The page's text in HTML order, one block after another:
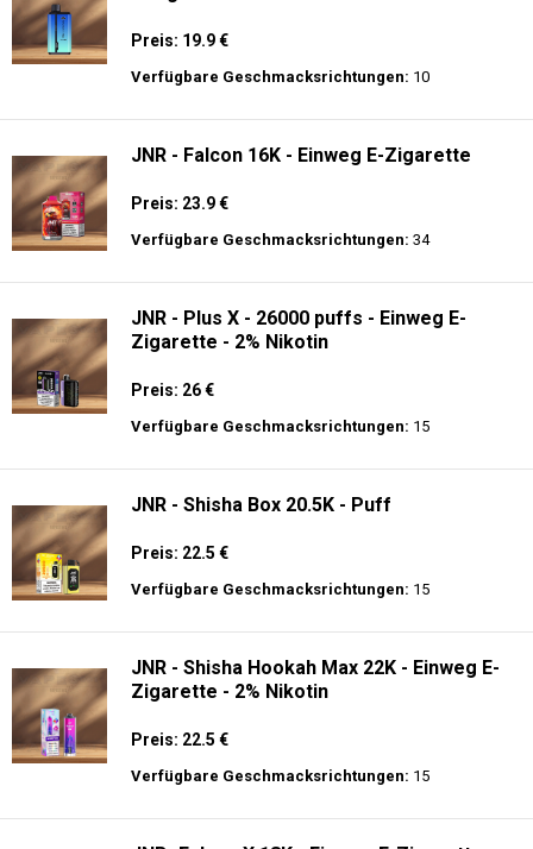
Preis: 19.9 €
Verfügbare Geschmacksrichtungen: 10
JNR - Falcon 16K - Einweg E-Zigarette
Preis: 23.9 €
Verfügbare Geschmacksrichtungen: 34
JNR - Plus X - 26000 puffs - Einweg E-
Zigarette - 2% Nikotin
Preis: 26 €
Verfügbare Geschmacksrichtungen: 15
JNR - Shisha Box 20.5K - Puff
Preis: 22.5 €
Verfügbare Geschmacksrichtungen: 15
JNR - Shisha Hookah Max 22K - Einweg E-
Zigarette - 2% Nikotin
Preis: 22.5 €
Verfügbare Geschmacksrichtungen: 15